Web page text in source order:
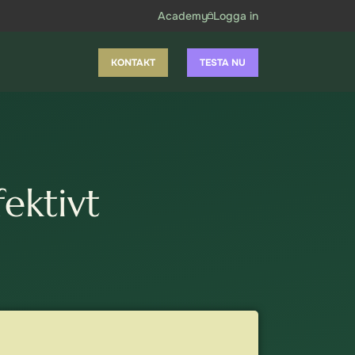
Academy Logga in
KONTAKT TESTA NU